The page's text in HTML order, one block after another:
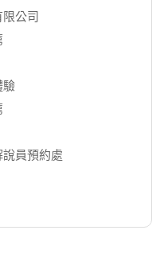
公司
驗
員預約處